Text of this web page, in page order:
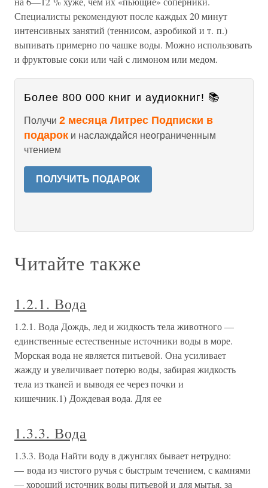
Специалисты рекомендуют после каждых 20 минут
интенсивных занятий (теннисом, аэробикой и т. п.)
выпивать примерно по чашке воды. Можно использовать
и фруктовые соки или чай с лимоном или медом.
Более 800 000 книг и аудиокниг! 📚
Получи 2 месяца Литрес Подписки в
подарок и наслаждайся неограниченным
чтением
ПОЛУЧИТЬ ПОДАРОК
Читайте также
1.2.1. Вода
1.2.1. Вода Дождь, лед и жидкость тела животного —
единственные естественные источники воды в море.
Морская вода не является питьевой. Она усиливает
жажду и увеличивает потерю воды, забирая жидкость
тела из тканей и выводя ее через почки и
кишечник.1) Дождевая вода. Для ее
1.3.3. Вода
1.3.3. Вода Найти воду в джунглях бывает нетрудно:
— вода из чистого ручья с быстрым течением, с камнями
— хороший источник воды питьевой и для мытья, за